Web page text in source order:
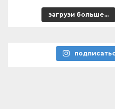
загрузи больше...